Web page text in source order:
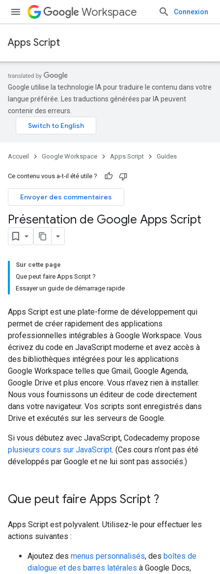
Workspace Connexion
Apps Script
Google utilise la technologie IA pour traduire le contenu dans votre
langue préférée. Les traductions générées par IA peuvent
contenir des erreurs.
Accueil Google Workspace Apps Script Guides
Ce contenu vous a-t-il été utile ?
Envoyer des commentaires
Présentation de Google Apps Script
Sur cette page
Que peut faire Apps Script ?
Essayer un guide de démarrage rapide
Apps Script est une plate-forme de développement qui
permet de créer rapidement des applications
professionnelles intégrables à Google Workspace. Vous
écrivez du code en JavaScript moderne et avez accès à
des bibliothèques intégrées pour les applications
Google Workspace telles que Gmail, Google Agenda,
Google Drive et plus encore. Vous n'avez rien à installer.
Nous vous fournissons un éditeur de code directement
dans votre navigateur. Vos scripts sont enregistrés dans
Drive et exécutés sur les serveurs de Google.
Si vous débutez avec JavaScript, Codecademy propose
plusieurs cours sur JavaScript. (Ces cours n'ont pas été
développés par Google et ne lui sont pas associés.)
Que peut faire Apps Script ?
Apps Script est polyvalent. Utilisez-le pour effectuer les
actions suivantes :
Ajoutez des menus personnalisés, des boîtes de
dialogue et des barres latérales à Google Docs,